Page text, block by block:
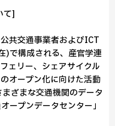
て]
共交通事業者およびICT
で構成される、産官学連
ェリー、シェアサイクル
オープン化に向けた活動
ざまな交通機関のデータ
ープンデータセンター」